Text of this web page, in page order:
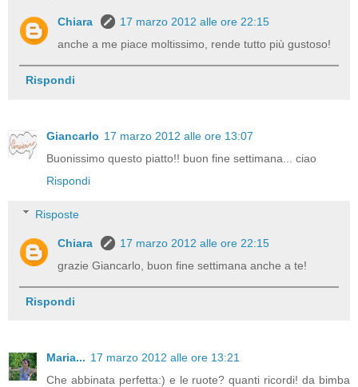
Chiara
17 marzo 2012 alle ore 22:15
anche a me piace moltissimo, rende tutto più gustoso!
Rispondi
Giancarlo 17 marzo 2012 alle ore 13:07
Buonissimo questo piatto!! buon fine settimana... ciao
Rispondi
Risposte
Chiara
17 marzo 2012 alle ore 22:15
grazie Giancarlo, buon fine settimana anche a te!
Rispondi
Maria... 17 marzo 2012 alle ore 13:21
Che abbinata perfetta:) e le ruote? quanti ricordi! da bimba